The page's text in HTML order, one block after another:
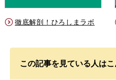
徹底解剖！ひろしまラボ
この記事を見ている人は